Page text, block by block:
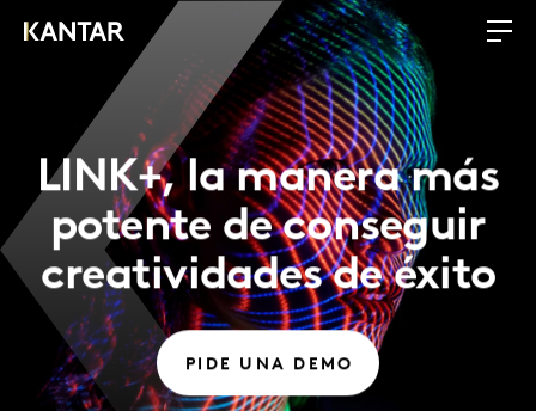
LINK+, la manera más
potente de conseguir
creatividades de éxito
PIDE UNA DEMO